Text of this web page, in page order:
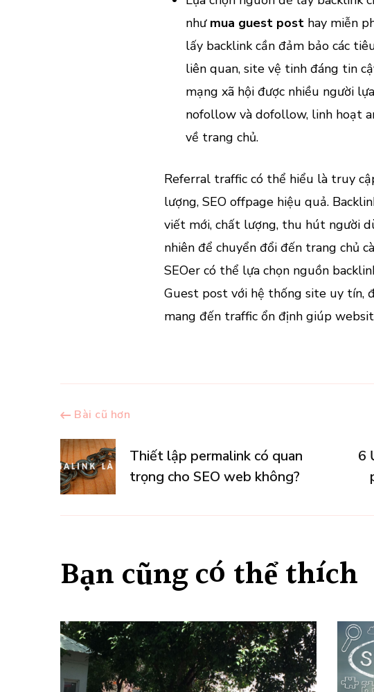
như mua guest posthay miễn
lấy backlink cần đảm bảo các
liên quan, site vệ tinh đáng tin
mạng xã hội được nhiều người
nofollow và dofollow, linh hoạt
về trang chủ.
Referral traffic có thể hiểu là truy
lượng, SEO offpage hiệu quả.
viết mới, chất lượng, thu hút người
nhiên để chuyển đổi đến trang chủ
SEOer có thể lựa chọn nguồn
Guest post với hệ thống site uy tín,
mang đến traffic ổn định giúp
Điều
hướng
bài
viết
Bài cũ hơn
Thiết lập permalink có quan
trọng cho SEO web không?
6
Bạn cũng có thể thích